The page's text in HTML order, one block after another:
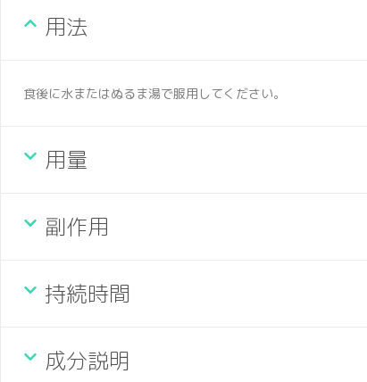
用法
食後に水またはぬるま湯で服用してください。
用量
副作用
持続時間
成分説明